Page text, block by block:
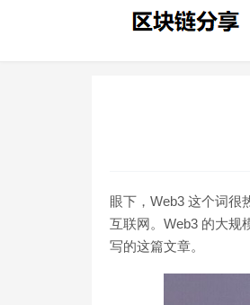
眼下，Web3 这个词很
互联网。Web3 的大规
写的这篇文章。